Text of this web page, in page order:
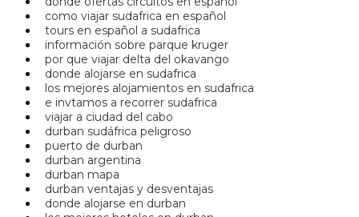
como viajar sudafrica en español
tours en español a sudafrica
información sobre parque kruger
por que viajar delta del okavango
donde alojarse en sudafrica
los mejores alojamientos en sudafrica
e invtamos a recorrer sudafrica
viajar a ciudad del cabo
durban sudáfrica peligroso
puerto de durban
durban argentina
durban mapa
durban ventajas y desventajas
donde alojarse en durban